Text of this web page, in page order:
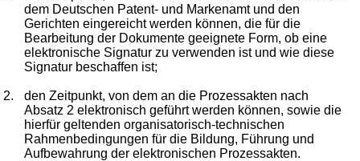
dem Deutschen Patent- und Markenamt und den
Gerichten eingereicht werden können, die für die
Bearbeitung der Dokumente geeignete Form, ob eine
elektronische Signatur zu verwenden ist und wie diese
Signatur beschaffen ist;
2.
den Zeitpunkt, von dem an die Prozessakten nach
Absatz 2 elektronisch geführt werden können, sowie die
hierfür geltenden organisatorisch-technischen
Rahmenbedingungen für die Bildung, Führung und
Aufbewahrung der elektronischen Prozessakten.